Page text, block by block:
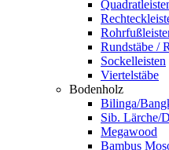
Rundstäbe /
Sockelleisten
Viertelstäbe
Bodenholz
Bilinga/
Sib. Lärche/
Megawood
Bambus